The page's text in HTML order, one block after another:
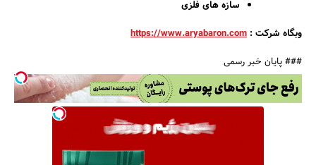
سازه های فلزی
وبگاه شرکت : https://www.aryabaron.com
### پایان خبر رسمی